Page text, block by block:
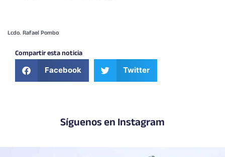
Lcdo. Rafael Pombo
Compartir esta noticia
Facebook Twitter
Síguenos en Instagram